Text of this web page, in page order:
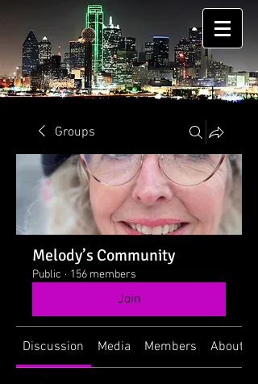
Groups
Melody’s Community
Public · 156 members
Join
Discussion Media Members About